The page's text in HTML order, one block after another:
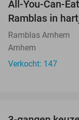
All-You-Can-
Ramblas in
Ramblas Arnhem
Arnhem
Verkocht: 147